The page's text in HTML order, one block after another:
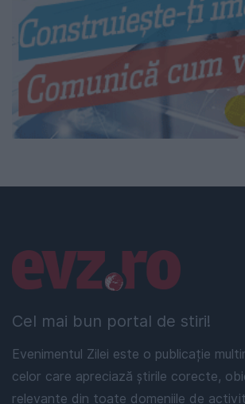
Cel mai bun portal de stiri!
Evenimentul Zilei este o publicație
celor care apreciază știrile corecte,
relevante din toate domeniile de
Linkuri utile